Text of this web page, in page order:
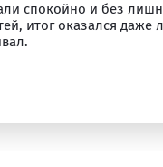
спокойно и без
итог оказался даже